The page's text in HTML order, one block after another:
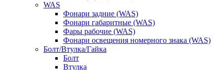
WAS
Фонари задние (WAS)
Фонари габаритные (WAS)
Фары рабочие (WAS)
Фонари освещения номерного знака (WAS)
Болт/Втулка/Гайка
Болт
Втулка